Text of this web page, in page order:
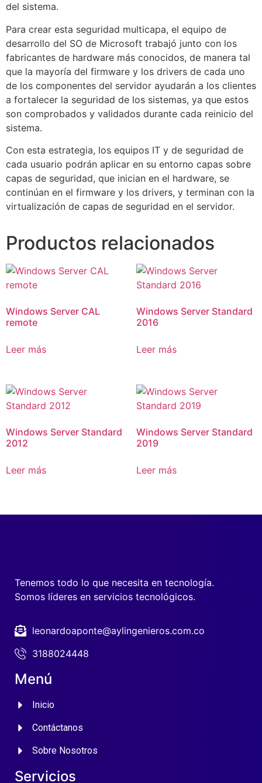
del sistema.
Para crear esta seguridad multicapa, el equipo de
desarrollo del SO de Microsoft trabajó junto con los
fabricantes de hardware más conocidos, de manera tal
que la mayoría del firmware y los drivers de cada uno
de los componentes del servidor ayudarán a los clientes
a fortalecer la seguridad de los sistemas, ya que estos
son comprobados y validados durante cada reinicio del
sistema.
Con esta estrategia, los equipos IT y de seguridad de
cada usuario podrán aplicar en su entorno capas sobre
capas de seguridad, que inician en el hardware, se
continúan en el firmware y los drivers, y terminan con la
virtualización de capas de seguridad en el servidor.
Productos relacionados
Windows Server CAL
remote
Leer más
Windows Server Standard
2016
Leer más
Windows Server Standard
2012
Leer más
Windows Server Standard
2019
Leer más
Tenemos todo lo que necesita en tecnología.
Somos líderes en servicios tecnológicos.
leonardoaponte@aylingenieros.com.co
3188024448
Menú
Inicio
Contáctanos
Sobre Nosotros
Servicios